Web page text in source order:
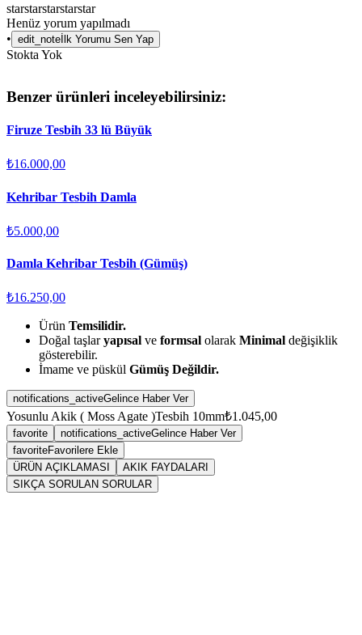
starstarstarstarstar
Henüz yorum yapılmadı
• edit_note İlk Yorumu Sen Yap
Stokta Yok
Benzer ürünleri inceleyebilirsiniz:
Firuze Tesbih 33 lü Büyük
₺16.000,00
Kehribar Tesbih Damla
₺5.000,00
Damla Kehribar Tesbih (Gümüş)
₺16.250,00
Ürün Temsilidir.
Doğal taşlaryapısal ve formsal olarak Minimal değişiklik
gösterebilir.
İmame ve püskül Gümüş Değildir.
notifications_activeGelince Haber Ver
Yosunlu Akik ( Moss Agate )Tesbih 10mm₺1.045,00
favorite notifications_activeGelince Haber Ver
favoriteFavorilere Ekle
ÜRÜN AÇIKLAMASI
AKIK FAYDALARI
SIKÇA SORULAN SORULAR